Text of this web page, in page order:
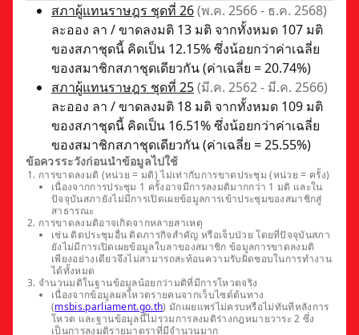
สภาผู้แทนราษฎร ชุดที่ 26(พ.ค. 2566 - ธ.ค. 2568)
ละออง ลา / ขาดลงมติ 13 มติ จากทั้งหมด 107 มติ
ของสภาชุดนี้ คิดเป็น 12.15% ซึ่งน้อยกว่าค่าเฉลี่ย
ของสมาชิกสภาชุดเดียวกัน (ค่าเฉลี่ย = 20.74%)
สภาผู้แทนราษฎร ชุดที่ 25(มี.ค. 2562 - มี.ค. 2566)
ละออง ลา / ขาดลงมติ 18 มติ จากทั้งหมด 109 มติ
ของสภาชุดนี้ คิดเป็น 16.51% ซึ่งน้อยกว่าค่าเฉลี่ย
ของสมาชิกสภาชุดเดียวกัน (ค่าเฉลี่ย = 25.55%)
ข้อควรระวังก่อนนำข้อมูลไปใช้
การขาดลงมติ (หน่วย = มติ) ไม่เท่ากับการขาดประชุม (หน่วย = ครั้ง)
เนื่องจากการประชุม 1 ครั้งอาจมีการลงมติมากกว่า 1 มติ และใน
ปัจจุบันสภายังไม่มีการเปิดเผยข้อมูลการเข้าประชุมของสมาชิกสู่
สาธารณะ
การขาดลงมติอาจเกิดจากหลายสาเหตุ
เช่น ติดประชุมอื่น ติดภารกิจสำคัญ หรือเจ็บป่วย โดยที่ปัจจุบันสภา
ยังไม่มีการเปิดเผยข้อมูลใบลาของสมาชิก ข้อมูลการขาดลงมติ
เพียงอย่างเดียวจึงไม่สามารถสะท้อนความรับผิดชอบในการทำงาน
ได้ทั้งหมด
จำนวนมติในฐานข้อมูลน้อยกว่ามติที่มีการโหวตจริง
เนื่องจากข้อมูลผลโหวตรายคนจากเว็บไซต์ต้นทาง
(msbis.parliament.go.th) มักเผยแพร่ไม่ครบหรือไม่ทันทีหลังการ
โหวต และฐานข้อมูลนี้ไม่รวมการลงมติร่างกฎหมายวาระ 2 ซึ่ง
เป็นการลงมติรายมาตราที่มีจำนวนมาก